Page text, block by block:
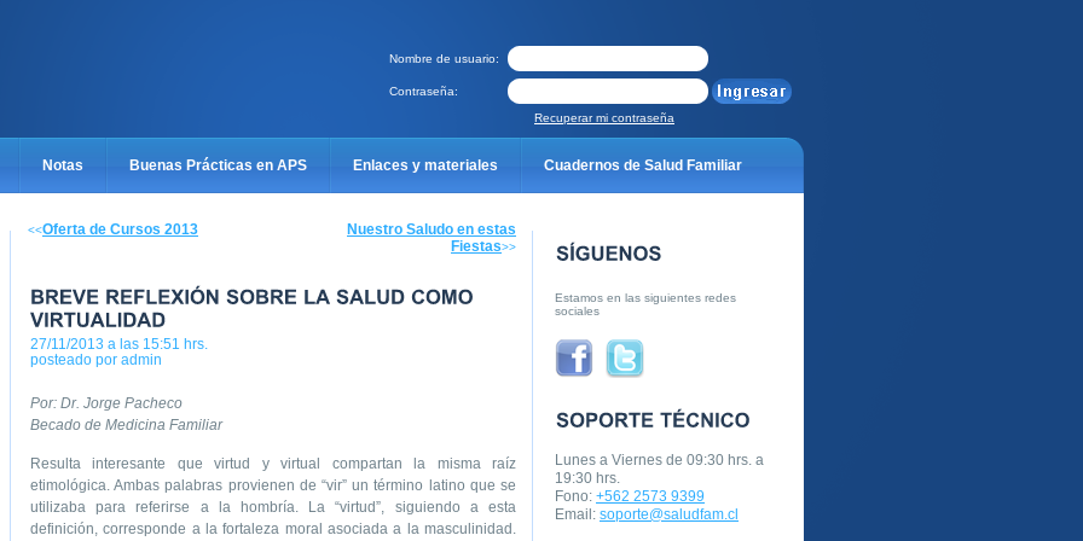
Nombre de usuario:
Contraseña:
Recuperar mi contraseña
Notas Buenas Prácticas en APS Enlaces y materiales Cuadernos de Salud Familiar
Catalógo cursos UdeC 2014 Olvidé mi contraseña ¿Qué ofrecemos?
de buenas prácticas 2016 Formulario pre-inscripción VI jornadas de buenas prácticas 2017
de buenas prácticas 2018
de buenas prácticas 2015
Politicas de Privacidad Aplicaciones Moviles Dejanos tu Video Mensaje!
Estamos en las siguientes redes
sociales
Lunes a Viernes de 09:30 hrs. a
19:30 hrs.
Fono: +562 2573 9399
Email: soporte@saludfam.cl
<<Oferta de Cursos 2013
Nuestro Saludo en estas
Fiestas>>
27/11/2013 a las 15:51 hrs.
posteado por admin
Por: Dr. Jorge Pacheco
Becado de Medicina Familiar
Resulta interesante que virtud y virtual compartan la misma raíz
etimológica. Ambas palabras provienen de “vir” un término latino que se
utilizaba para referirse a la hombría. La “virtud”, siguiendo a esta
definición, corresponde a la fortaleza moral asociada a la masculinidad.